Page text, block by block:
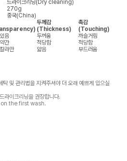
드라이크리닝(Dry cleaning)
270g
중국(China)
두께감
(Thickness)
촉감
(Touching)
음 두꺼움
까슬거림
간 적당함
적당함
라만 얇음
부드러움
탁 및 관리법을 지켜주셔야 더 오래 예쁘게 입으실
라이크리닝을 권장합니다.
the first wash.